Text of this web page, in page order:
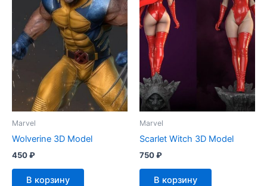
Marvel
Wolverine 3D Model
450₽
В корзину
Marvel
Scarlet Witch 3D Model
750₽
В корзину